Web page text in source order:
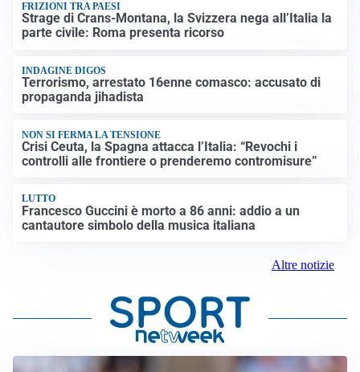
FRIZIONI TRA PAESI
Strage di Crans-Montana, la Svizzera nega all’Italia la
parte civile: Roma presenta ricorso
INDAGINE DIGOS
Terrorismo, arrestato 16enne comasco: accusato di
propaganda jihadista
NON SI FERMA LA TENSIONE
Crisi Ceuta, la Spagna attacca l’Italia: “Revochi i
controlli alle frontiere o prenderemo contromisure”
LUTTO
Francesco Guccini è morto a 86 anni: addio a un
cantautore simbolo della musica italiana
Altre notizie